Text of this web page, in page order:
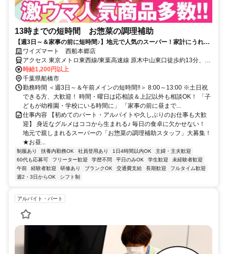
13時までの短時間 お惣菜の調理補助
【週3日～＆家事の前に短時間♪】地元で人気のスーパー！家計にうれし
い従業員割引あり
ワイズマート 西船本郷店
アクセス 東京メトロ東西線/東葉高速線 原木中山東口徒歩約13分、京
成本線 東中山南口徒歩約14分、ＪＲ武蔵野線 西船橋南口徒歩約16分
西船橋駅・原木中山駅徒歩15分／自転車OK
時給1,200円以上
千葉県船橋市
勤務時間 ＜週3日～＆午前メインの短時間!!＞ 8:00～13:00 ※土日祝
できる方、大歓迎！ 時間・曜日は応相談＆上記以外も相談OK！ 「子
どもが幼稚園・学校にいる時間に」 「家事の前に昼まで...
仕事内容 【初めてのパート・アルバイトや久しぶりのお仕事も大歓
迎】 身近なグルメはココから生まれる♪ 毎日の食卓に欠かせない！
地元で親しまれるスーパーの「お惣菜の調理補助スタッフ」大募集！
★お昼...
制服あり 扶養内勤務OK 社員登用あり 1日4時間以内OK
主婦・主夫歓迎
60代も応募可
フリーター歓迎 学歴不問 平日のみOK 学生歓迎
未経験者歓迎
午前
経験者歓迎 研修あり ブランクOK 交通費支給 長期歓迎
フルタイム歓迎
週2・3日からOK
シフト制
アルバイト・パート